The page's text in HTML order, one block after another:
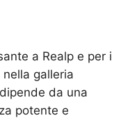
a Realp e per i
galleria
da una
potente e